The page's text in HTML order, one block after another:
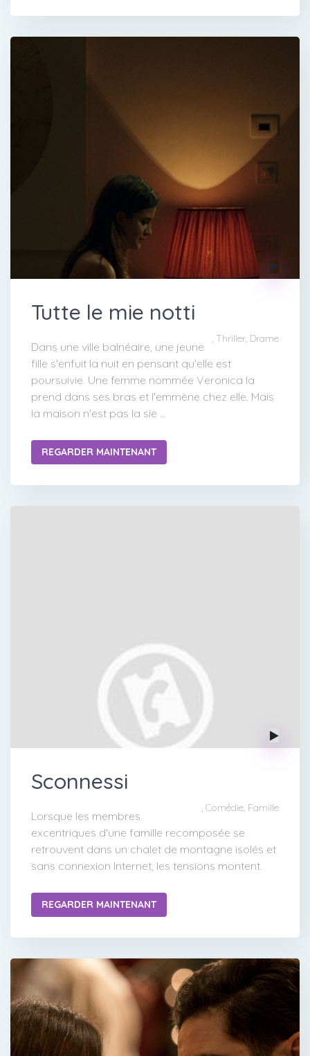
Tutte le mie notti
, Thriller, Drame
Dans une ville balnéaire, une jeune
fille s'enfuit la nuit en pensant qu'elle est
poursuivie. Une femme nommée Veronica la
prend dans ses bras et l'emmène chez elle. Mais
la maison n'est pas la sie ...
REGARDER MAINTENANT
Sconnessi
, Comédie, Famille
Lorsque les membres
excentriques d'une famille recomposée se
retrouvent dans un chalet de montagne isolés et
sans connexion Internet, les tensions montent.
REGARDER MAINTENANT